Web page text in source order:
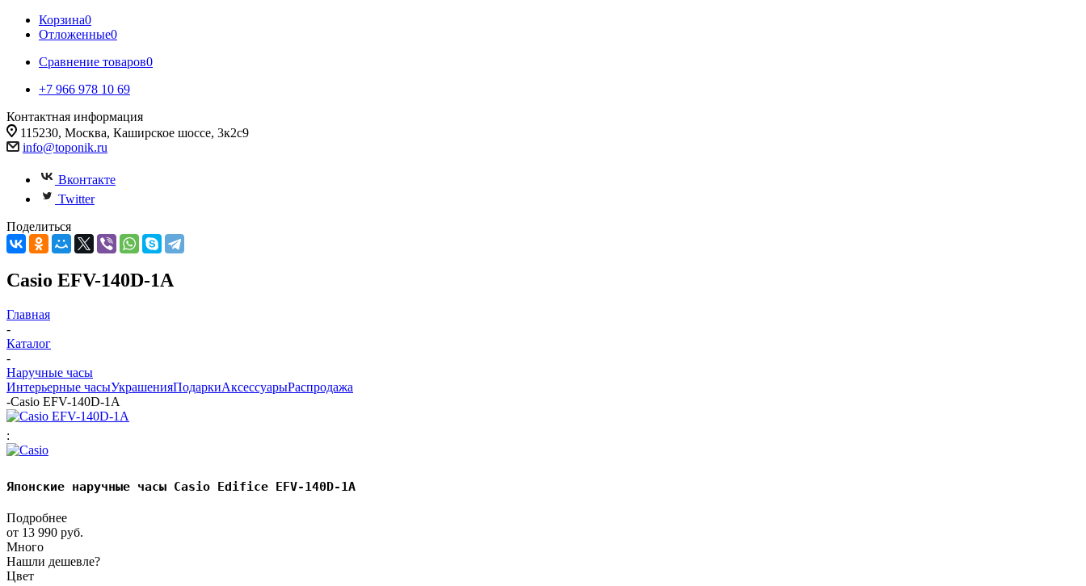
Корзина0
Отложенные0
Сравнение товаров0
+7 966 978 10 69
Контактная информация
115230, Москва, Каширское шоссе, 3к2с9
info@toponik.ru
Вконтакте
Twitter
Поделиться
Casio EFV-140D-1A
Главная
-
Каталог
-
Наручные часы
Интерьерные часыУкрашенияПодаркиАксессуарыРаспродажа
-Casio EFV-140D-1A
:
Японские наручные часы Casio Edifice EFV-140D-1A
Подробнее
от 13 990 руб.
Много
Нашли дешевле?
Цвет